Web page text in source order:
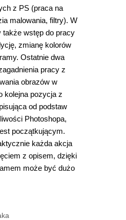
z PS (praca na
malowania, filtry). W
także wstęp do pracy
zmianę kolorów
Ostatnie dwa
pracy z
obrazów w
kolejna pozycja z
od podstaw
Photoshopa,
początkującym.
każda akcja
z opisem, dzięki
może być dużo